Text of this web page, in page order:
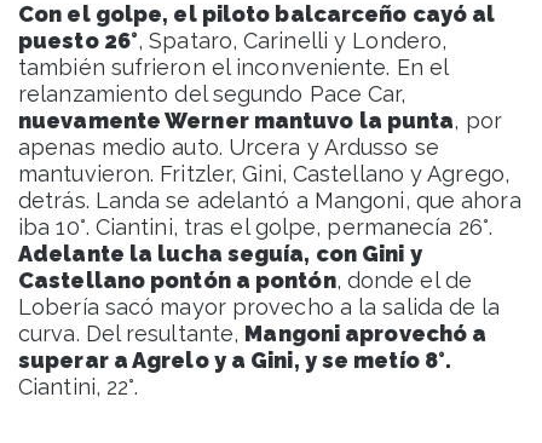
Con el golpe, el piloto balcarceño cayó al
puesto 26°, Spataro, Carinelli y Londero,
también sufrieron el inconveniente. En el
relanzamiento del segundo Pace Car,
nuevamente Werner mantuvo la punta, por
apenas medio auto. Urcera y Ardusso se
mantuvieron. Fritzler, Gini, Castellano y Agrego,
detrás. Landa se adelantó a Mangoni, que ahora
iba 10°. Ciantini, tras el golpe, permanecía 26°.
Adelante la lucha seguía, con Gini y
Castellano pontón a pontón, donde el de
Lobería sacó mayor provecho a la salida de la
curva. Del resultante, Mangoni aprovechó a
superar a Agrelo y a Gini, y se metío 8°.
Ciantini, 22°.